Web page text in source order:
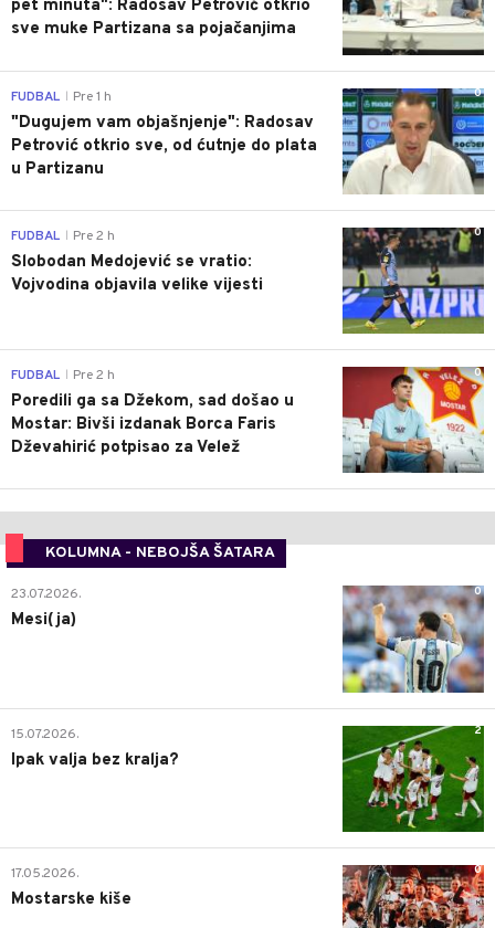
pet minuta": Radosav Petrović otkrio
sve muke Partizana sa pojačanjima
0
FUDBAL Pre 1 h
"Dugujem vam objašnjenje": Radosav
Petrović otkrio sve, od ćutnje do plata
u Partizanu
0
FUDBAL Pre 2 h
Slobodan Medojević se vratio:
Vojvodina objavila velike vijesti
0
FUDBAL Pre 2 h
Poredili ga sa Džekom, sad došao u
Mostar: Bivši izdanak Borca Faris
Dževahirić potpisao za Velež
KOLUMNA - NEBOJŠA ŠATARA
0
23.07.2026.
Mesi(ja)
2
15.07.2026.
Ipak valja bez kralja?
0
17.05.2026.
Mostarske kiše